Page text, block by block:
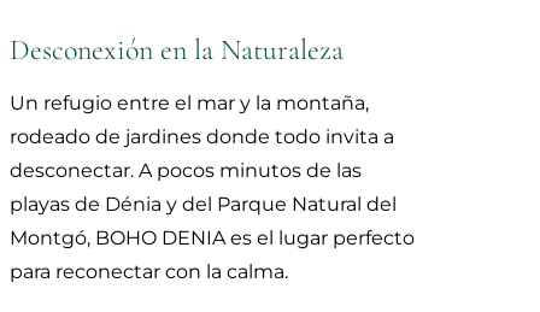
Desconexión en la Naturaleza
Un refugio entre el mar y la montaña,
rodeado de jardines donde todo invita a
desconectar. A pocos minutos de las
playas de Dénia y del Parque Natural del
Montgó, BOHO DENIA es el lugar perfecto
para reconectar con la calma.